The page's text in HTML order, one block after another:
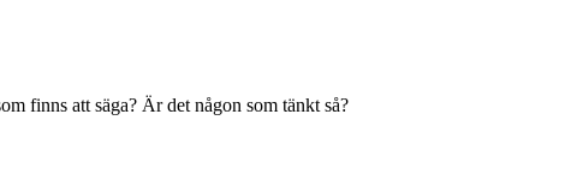
finns att säga? Är det någon som tänkt så?